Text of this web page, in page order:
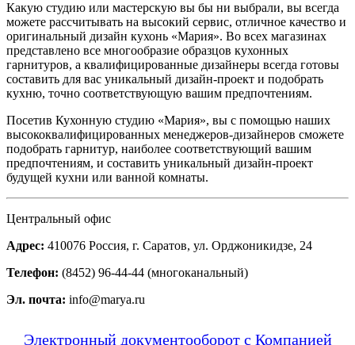
Какую студию или мастерскую вы бы ни выбрали, вы всегда
можете рассчитывать на высокий сервис, отличное качество и
оригинальный дизайн кухонь «Мария». Во всех магазинах
представлено все многообразие образцов кухонных
гарнитуров, а квалифицированные дизайнеры всегда готовы
составить для вас уникальный дизайн-проект и подобрать
кухню, точно соответствующую вашим предпочтениям.
Посетив Кухонную студию «Мария», вы с помощью наших
высококвалифицированных менеджеров-дизайнеров сможете
подобрать гарнитур, наиболее соответствующий вашим
предпочтениям, и составить уникальный дизайн-проект
будущей кухни или ванной комнаты.
Центральный офис
Адрес: 410076 Россия, г. Саратов, ул. Орджоникидзе, 24
Телефон: (8452) 96-44-44 (многоканальный)
Эл. почта: info@marya.ru
Электронный документооборот с Компанией